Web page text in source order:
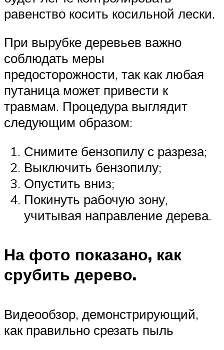
равенство косить косильной лески.
При вырубке деревьев важно
соблюдать меры
предосторожности, так как любая
путаница может привести к
травмам. Процедура выглядит
следующим образом:
Снимите бензопилу с разреза;
Выключить бензопилу;
Опустить вниз;
Покинуть рабочую зону,
учитывая направление дерева.
На фото показано, как
срубить дерево.
Видеообзор, демонстрирующий,
как правильно срезать пыль